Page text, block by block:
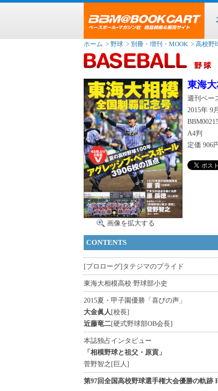
ホーム > 野球 > 別冊・増刊・MOOK > 高校野
画像を拡大する
東海
週刊ベー
2015年 9
A4判
定価 906
CONTENTS
[プロローグ]タテジマのプライド
東海大相模高校 野球部小史
2015夏・甲子園優勝「喜びの声」
大金眞人[校長]
近藤竜二[硬式野球部OB会長]
本誌独占インタビュー
「相模野球と祖父・原貢」
菅野智之[巨人]
第97回全国高校野球選手権大会優勝の軌跡